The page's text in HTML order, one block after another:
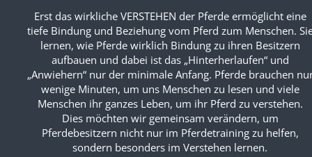
Erst das wirkliche VERSTEHEN der Pferde ermöglicht eine
tiefe Bindung und Beziehung vom Pferd zum Menschen.
lernen, wie Pferde wirklich Bindung zu ihren Besitzern
aufbauen und dabei ist das „Hinterherlaufen“ und
„Anwiehern“ nur der minimale Anfang. Pferde brauchen
wenige Minuten, um uns Menschen zu lesen und viele
Menschen ihr ganzes Leben, um ihr Pferd zu verstehen.
Dies möchten wir gemeinsam verändern, um
Pferdebesitzern nicht nur im Pferdetraining zu helfen,